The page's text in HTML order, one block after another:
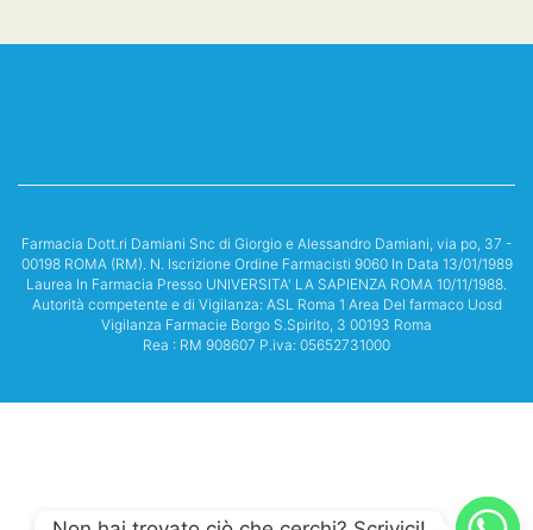
Farmacia Dott.ri Damiani Snc di Giorgio e Alessandro Damiani, via po, 37 -
00198 ROMA (RM). N. Iscrizione Ordine Farmacisti 9060 In Data 13/01/1989
Laurea In Farmacia Presso UNIVERSITA' LA SAPIENZA ROMA 10/11/1988.
Autorità competente e di Vigilanza: ASL Roma 1 Area Del farmaco Uosd
Vigilanza Farmacie Borgo S.Spirito, 3 00193 Roma
Rea : RM 908607 P.iva: 05652731000